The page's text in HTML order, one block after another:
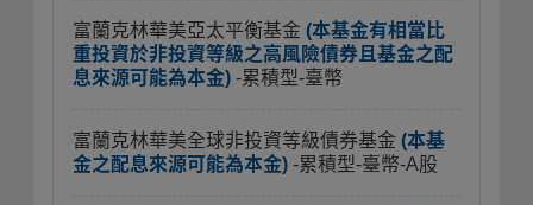
富蘭克林華美亞太平衡基金 (本基金有相當比
重投資於非投資等級之高風險債券且基金之配
息來源可能為本金) -累積型-臺幣
富蘭克林華美全球非投資等級債券基金 (本基
金之配息來源可能為本金) -累積型-臺幣-A股